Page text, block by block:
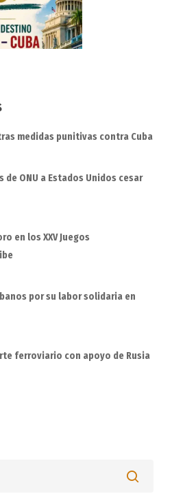
medidas punitivas contra Cuba
ONU a Estados Unidos cesar
en los XXV Juegos
por su labor solidaria en
ferroviario con apoyo de Rusia